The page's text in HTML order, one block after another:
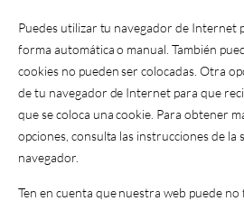
Puedes utilizar tu navegador de Internet
forma automática o manual. También
cookies no pueden ser colocadas. Otra
de tu navegador de Internet para que
que se coloca una cookie. Para obtener
opciones, consulta las instrucciones de la
navegador.
Ten en cuenta que nuestra web puede